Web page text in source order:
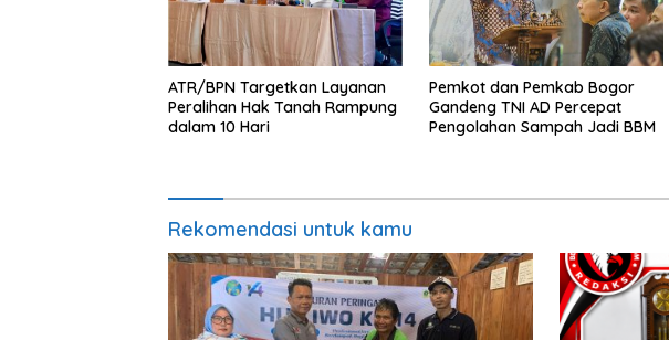
ATR/BPN Targetkan Layanan
Peralihan Hak Tanah Rampung
dalam 10 Hari
Pemkot dan Pemkab Bogor
Gandeng TNI AD Percepat
Pengolahan Sampah Jadi BBM
Rekomendasi untuk kamu